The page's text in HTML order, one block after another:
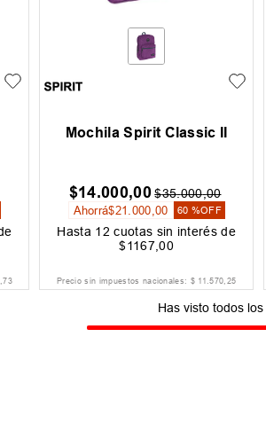
,73
Mochila Spirit Classic II
$14.000,00 $35.000,00
Ahorrá$21 000 ,00 60 %OFF
Hasta 12 cuotas sin interés de
$1167 ,00
Precio sin impuestos nacionales: $ 11.570,25
Has visto todos los